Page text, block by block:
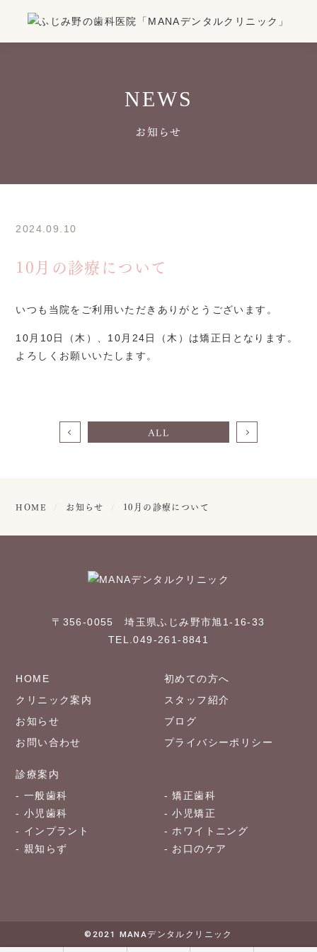
NEWS
お知らせ
2024.09.10
10月の診療について
いつも当院をご利用いただきありがとうございます。
10月10日（木）、10月24日（木）は矯正日となります。
よろしくお願いいたします。
ALL
HOME お知らせ 10月の診療について
〒356-0055 埼玉県ふじみ野市旭1-16-33
TEL.049-261-8841
HOME
初めての方へ
クリニック案内
スタッフ紹介
お知らせ
ブログ
お問い合わせ
プライバシーポリシー
診療案内
一般歯科
矯正歯科
小児歯科
小児矯正
インプラント
ホワイトニング
親知らず
お口のケア
©2021 MANAデンタルクリニック